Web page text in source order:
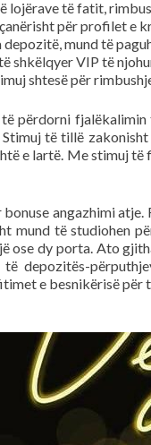
lojërave të fatit,
për profilet e
mund të
shkëlqyer VIP të
shtesë për
përdorni
të tillë
e lartë. Me stimuj
angazhimi
mund të studiohen
ose dy porta. Ato
depozitës-
e besnikërisë për